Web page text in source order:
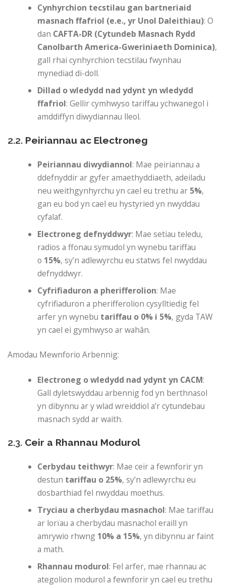
Cynhyrchion tecstilau gan bartneriaid
masnach ffafriol (e.e., yr Unol Daleithiau): O
dan CAFTA-DR (Cytundeb Masnach Rydd
Canolbarth America-Gweriniaeth Dominica),
gall rhai cynhyrchion tecstilau fwynhau
mynediad di-doll.
Dillad o wledydd nad ydynt yn wledydd
ffafriol: Gellir cymhwyso tariffau ychwanegol i
amddiffyn diwydiannau lleol.
2.2. Peiriannau ac Electroneg
Peiriannau diwydiannol: Mae peiriannau a
ddefnyddir ar gyfer amaethyddiaeth, adeiladu
neu weithgynhyrchu yn cael eu trethu ar 5%,
gan eu bod yn cael eu hystyried yn nwyddau
cyfalaf.
Electroneg defnyddwyr: Mae setiau teledu,
radios a ffonau symudol yn wynebu tariffau
o 15%, sy’n adlewyrchu eu statws fel nwyddau
defnyddwyr.
Cyfrifiaduron a pherifferolion: Mae
cyfrifiaduron a pherifferolion cysylltiedig fel
arfer yn wynebu tariffau o 0% i 5%, gyda TAW
yn cael ei gymhwyso ar wahân.
Amodau Mewnforio Arbennig:
Electroneg o wledydd nad ydynt yn CACM:
Gall dyletswyddau arbennig fod yn berthnasol
yn dibynnu ar y wlad wreiddiol a’r cytundebau
masnach sydd ar waith.
2.3. Ceir a Rhannau Modurol
Cerbydau teithwyr: Mae ceir a fewnforir yn
destun tariffau o 25%, sy’n adlewyrchu eu
dosbarthiad fel nwyddau moethus.
Tryciau a cherbydau masnachol: Mae tariffau
ar lorïau a cherbydau masnachol eraill yn
amrywio rhwng 10% a 15%, yn dibynnu ar faint
a math.
Rhannau modurol: Fel arfer, mae rhannau ac
ategolion modurol a fewnforir yn cael eu trethu